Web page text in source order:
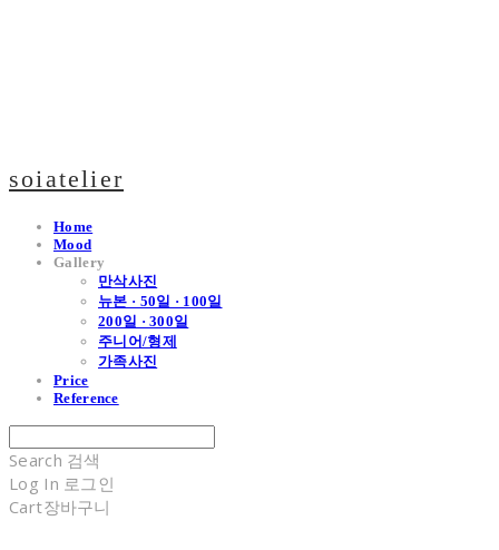
soiatelier
Home
Mood
Gallery
만삭사진
뉴본 · 50일 · 100일
200일 · 300일
주니어/형제
가족사진
Price
Reference
Search 검색
Log In 로그인
Cart장바구니